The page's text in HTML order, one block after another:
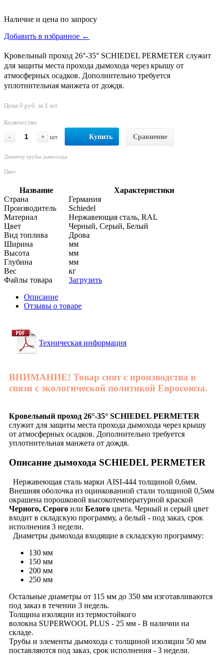
Наличие и цена по запросу
Добавить в избранное ←
Кровельный проход 26°-35° SCHIEDEL PERMETER служит
для защиты места прохода дымохода через крышу от
атмосферных осадков. Дополнительно требуется
уплотнительная манжета от дождя.
Цена 0 руб. за 1 шт
Количество
-
+ шт Купить Сравнение
Диаметр трубы дымохода
Цвет
Название
Характеристики
Страна
Германия
Производитель
Schiedel
Материал
Нержавеющая сталь, RAL
Цвет
Черный, Серый, Белый
Вид топлива
Дрова
Ширина
мм
Высота
мм
Глубина
мм
Вес
кг
Файлы товара
Загрузить
Описание
Отзывы о товаре
Техническая информация
ВНИМАНИЕ! Товар снят с производства в
связи с экологической политикой Евросоюза.
Кровельный проход 26°-35° SCHIEDEL PERMETER
служит для защиты места прохода дымохода через крышу
от атмосферных осадков. Дополнительно требуется
уплотнительная манжета от дождя.
Описание дымохода SCHIEDEL PERMETER
Нержавеющая сталь марки AISI-444 толщиной 0,6мм.
Внешняя оболочка из оцинкованной стали толщиной 0,5мм
окрашена порошковой высокотемпературной краской
Черного, Серого или Белого цвета. Черный и серый цвет
входит в складскую программу, а белый - под заказ, срок
исполнения 3 недели.
Диаметры дымохода входящие в складскую программу:
130 мм
150 мм
200 мм
250 мм
Остальные диаметры от 115 мм до 350 мм изготавливаются
под заказ в течении 3 недель.
Толщина изоляции из термостойкого
волокна SUPERWOOL PLUS - 25 мм - В наличии на
складе.
Трубы и элементы дымохода с толщиной изоляции 50 мм
поставляются под заказ, срок исполнения - 3 недели.